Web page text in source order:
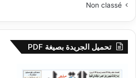
Non classé
تحميل الجريدة بصيغة PDF